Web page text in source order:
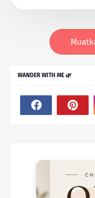
WANDER WITH ME 🌿